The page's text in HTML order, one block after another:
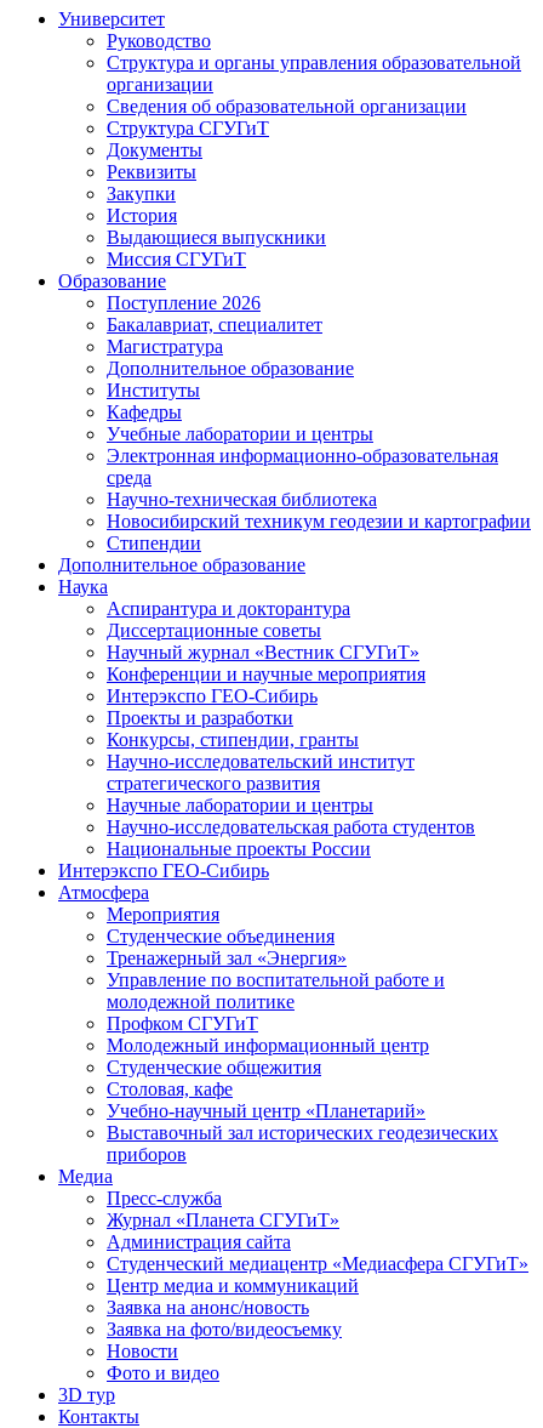
Университет
Руководство
Структура и органы управления образовательной
организации
Сведения об образовательной организации
Структура СГУГиТ
Документы
Реквизиты
Закупки
История
Выдающиеся выпускники
Миссия СГУГиТ
Образование
Поступление 2026
Бакалавриат, специалитет
Магистратура
Дополнительное образование
Институты
Кафедры
Учебные лаборатории и центры
Электронная информационно-образовательная
среда
Научно-техническая библиотека
Новосибирский техникум геодезии и картографии
Стипендии
Дополнительное образование
Наука
Аспирантура и докторантура
Диссертационные советы
Научный журнал «Вестник СГУГиТ»
Конференции и научные мероприятия
Интерэкспо ГЕО-Сибирь
Проекты и разработки
Конкурсы, стипендии, гранты
Научно-исследовательский институт
стратегического развития
Научные лаборатории и центры
Научно-исследовательская работа студентов
Национальные проекты России
Интерэкспо ГЕО-Сибирь
Атмосфера
Мероприятия
Студенческие объединения
Тренажерный зал «Энергия»
Управление по воспитательной работе и
молодежной политике
Профком СГУГиТ
Молодежный информационный центр
Студенческие общежития
Столовая, кафе
Учебно-научный центр «Планетарий»
Выставочный зал исторических геодезических
приборов
Медиа
Пресс-служба
Журнал «Планета СГУГиТ»
Администрация сайта
Студенческий медиацентр «Медиасфера СГУГиТ»
Центр медиа и коммуникаций
Заявка на анонс/новость
Заявка на фото/видеосъемку
Новости
Фото и видео
3D тур
Контакты